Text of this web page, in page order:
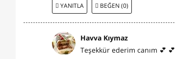
YANITLA BEĞEN (0)
Havva Kıymaz
Teşekkür ederim canım 💕 💕